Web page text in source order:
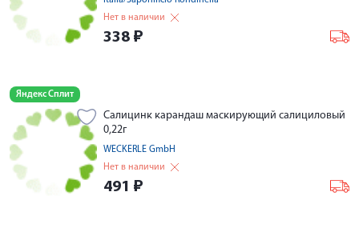
Нет в наличии
338 ₽
Яндекс Сплит
Салицинк карандаш маскирующий салициловый
0,22г
WECKERLE GmbH
Нет в наличии
491 ₽